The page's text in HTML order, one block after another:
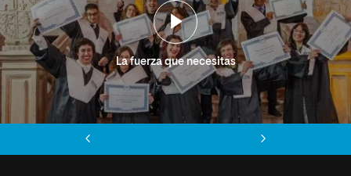
La fuerza que necesitas